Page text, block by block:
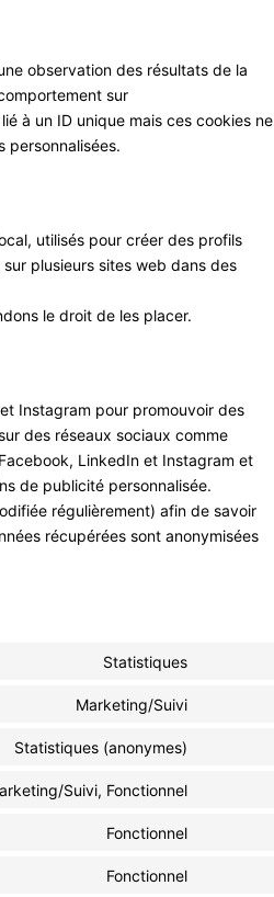
observation des résultats de la
sur
à un ID unique mais ces cookies ne
personnalisées.
utilisés pour créer des profils
plusieurs sites web dans des
le droit de les placer.
Instagram pour promouvoir des
des réseaux sociaux comme
LinkedIn et Instagram et
de publicité personnalisée.
régulièrement) afin de savoir
récupérées sont anonymisées
Statistiques
Marketing/Suivi
Statistiques (anonymes)
Suivi, Fonctionnel
Fonctionnel
Fonctionnel